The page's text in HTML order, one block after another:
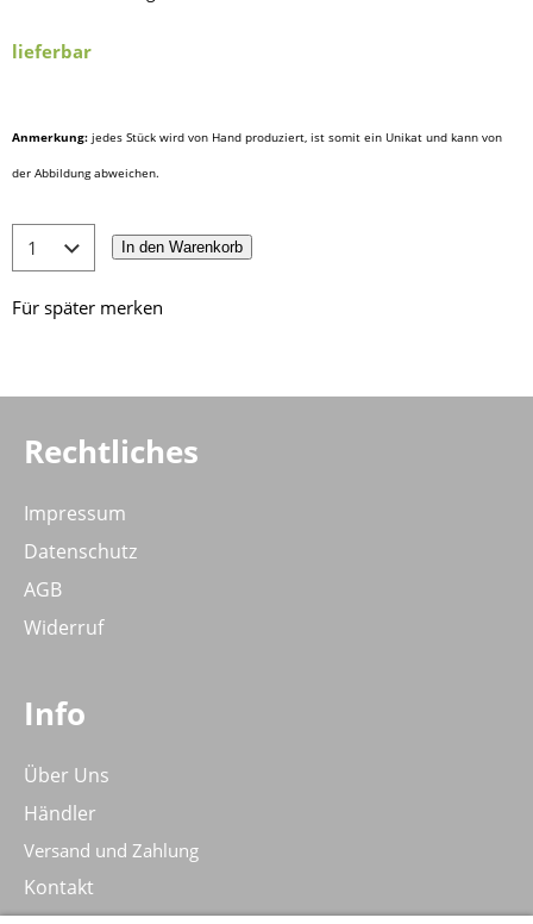
lieferbar
Anmerkung: jedes Stück wird von Hand produziert, ist somit ein Unikat und kann von
der Abbildung abweichen.
In den Warenkorb
Für später merken
Rechtliches
Impressum
Datenschutz
AGB
Widerruf
Info
Über Uns
Händler
Versand und Zahlung
Kontakt